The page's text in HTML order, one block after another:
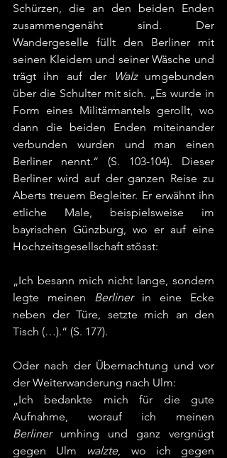
Schürzen, die an den beiden Enden
zusammengenäht sind. Der
Wandergeselle füllt den Berliner mit
seinen Kleidern und seiner Wäsche und
trägt ihn auf der
Walz umgebunden
über die Schulter mit sich. „Es wurde in
Form eines Militärmantels gerollt, wo
dann die beiden Enden miteinander
verbunden wurden und man einen
Berliner nennt.“ (S. 103-104). Dieser
Berliner wird auf der ganzen Reise zu
Aberts treuem Begleiter. Er erwähnt ihn
etliche Male, beispielsweise im
bayrischen Günzburg, wo er auf eine
Hochzeitsgesellschaft stösst:
„Ich besann mich nicht lange, sondern
legte meinen Berliner in eine Ecke
neben der Türe, setzte mich an den
Tisch (…).“ (S. 177).
Oder nach der Übernachtung und vor
der Weiterwanderung nach Ulm:
„Ich bedankte mich für die gute
Berliner umhing und ganz vergnügt
gegen Ulm walzte, wo ich gegen